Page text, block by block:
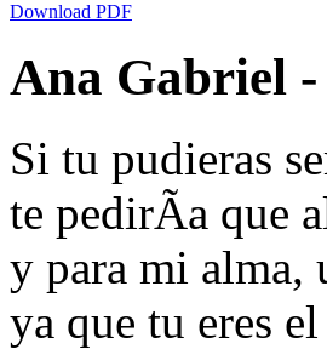
Download PDF
Ana Gabriel
Si tu pudieras
te pedirÃ­a que
y para mi alma,
ya que tu eres